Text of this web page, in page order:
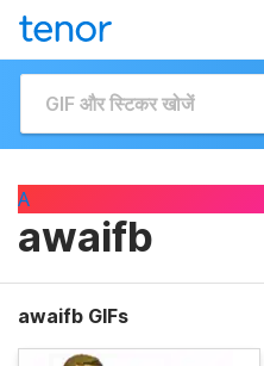
A
awaifb
awaifb GIFs